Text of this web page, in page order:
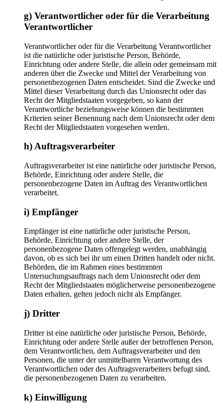
g) Verantwortlicher oder für die Verarbeitung
Verantwortlicher
Verantwortlicher oder für die Verarbeitung Verantwortlicher
ist die natürliche oder juristische Person, Behörde,
Einrichtung oder andere Stelle, die allein oder gemeinsam mit
anderen über die Zwecke und Mittel der Verarbeitung von
personenbezogenen Daten entscheidet. Sind die Zwecke und
Mittel dieser Verarbeitung durch das Unionsrecht oder das
Recht der Mitgliedstaaten vorgegeben, so kann der
Verantwortliche beziehungsweise können die bestimmten
Kriterien seiner Benennung nach dem Unionsrecht oder dem
Recht der Mitgliedstaaten vorgesehen werden.
h) Auftragsverarbeiter
Auftragsverarbeiter ist eine natürliche oder juristische Person,
Behörde, Einrichtung oder andere Stelle, die
personenbezogene Daten im Auftrag des Verantwortlichen
verarbeitet.
i) Empfänger
Empfänger ist eine natürliche oder juristische Person,
Behörde, Einrichtung oder andere Stelle, der
personenbezogene Daten offengelegt werden, unabhängig
davon, ob es sich bei ihr um einen Dritten handelt oder nicht.
Behörden, die im Rahmen eines bestimmten
Untersuchungsauftrags nach dem Unionsrecht oder dem
Recht der Mitgliedstaaten möglicherweise personenbezogene
Daten erhalten, gelten jedoch nicht als Empfänger.
j) Dritter
Dritter ist eine natürliche oder juristische Person, Behörde,
Einrichtung oder andere Stelle außer der betroffenen Person,
dem Verantwortlichen, dem Auftragsverarbeiter und den
Personen, die unter der unmittelbaren Verantwortung des
Verantwortlichen oder des Auftragsverarbeiters befugt sind,
die personenbezogenen Daten zu verarbeiten.
k) Einwilligung